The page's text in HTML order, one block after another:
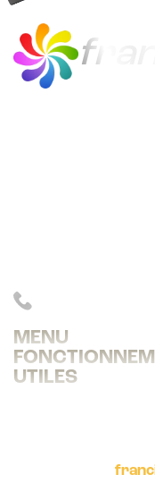
fran
MENU
UTILES